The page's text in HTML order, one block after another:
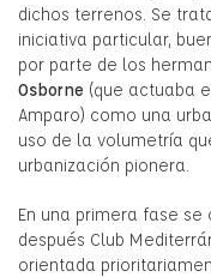
dichos terrenos. Se
iniciativa particular,
por parte de los
Osborne (que actuaba
Amparo) como una
uso de la volumetría
urbanización pionera.
En una primera fase se
después Club
orientada